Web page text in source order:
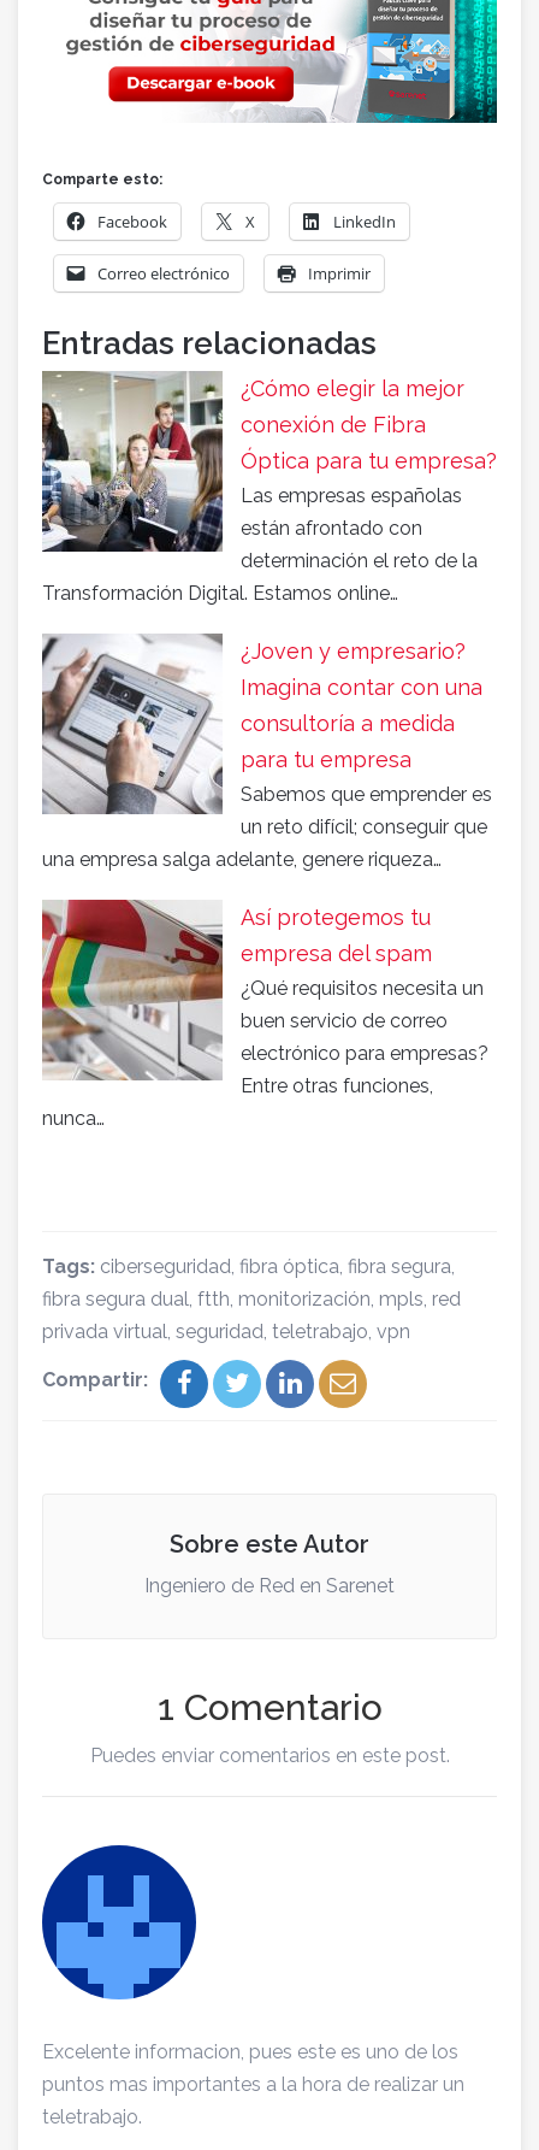
Comparte esto:
Facebook X LinkedIn
Correo electrónico Imprimir
Entradas relacionadas
¿Cómo elegir la mejor
conexión de Fibra
Óptica para tu empresa?
Las empresas españolas
están afrontado con
determinación el reto de la
Transformación Digital. Estamos online…
¿Joven y empresario?
Imagina contar con una
consultoría a medida
para tu empresa
Sabemos que emprender es
un reto difícil; conseguir que
una empresa salga adelante, genere riqueza…
Así protegemos tu
empresa del spam
¿Qué requisitos necesita un
buen servicio de correo
electrónico para empresas?
Entre otras funciones,
nunca…
Tags: ciberseguridad, fibra óptica, fibra segura,
fibra segura dual, ftth, monitorización, mpls, red
privada virtual, seguridad, teletrabajo, vpn
Compartir:
Sobre este Autor
Ingeniero de Red en Sarenet
1 Comentario
Puedes enviar comentarios en este post.
Excelente informacion, pues este es uno de los
puntos mas importantes a la hora de realizar un
teletrabajo.